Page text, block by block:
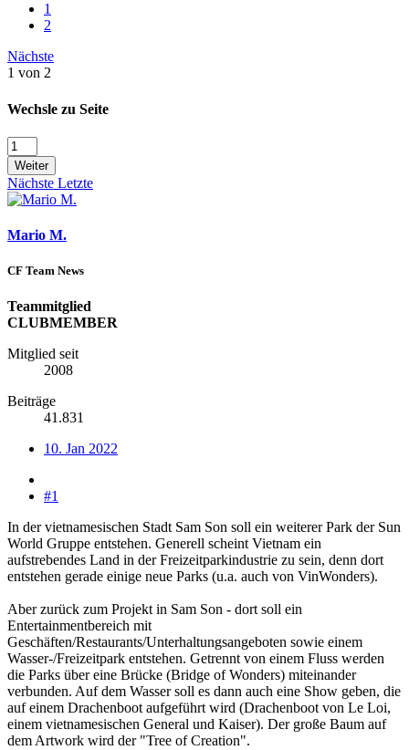
1
2
Nächste
1 von 2
Wechsle zu Seite
Weiter
Nächste Letzte
Mario M.
CF Team News
Teammitglied
CLUBMEMBER
Mitglied seit
2008
Beiträge
41.831
10. Jan 2022
#1
In der vietnamesischen Stadt Sam Son soll ein weiterer Park der Sun
World Gruppe entstehen. Generell scheint Vietnam ein
aufstrebendes Land in der Freizeitparkindustrie zu sein, denn dort
entstehen gerade einige neue Parks (u.a. auch von VinWonders).
Aber zurück zum Projekt in Sam Son - dort soll ein
Entertainmentbereich mit
Geschäften/Restaurants/Unterhaltungsangeboten sowie einem
Wasser-/Freizeitpark entstehen. Getrennt von einem Fluss werden
die Parks über eine Brücke (Bridge of Wonders) miteinander
verbunden. Auf dem Wasser soll es dann auch eine Show geben, die
auf einem Drachenboot aufgeführt wird (Drachenboot von Le Loi,
einem vietnamesischen General und Kaiser). Der große Baum auf
dem Artwork wird der "Tree of Creation".